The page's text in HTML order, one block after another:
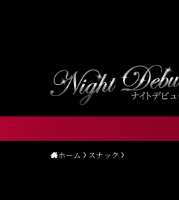
ホーム スナック